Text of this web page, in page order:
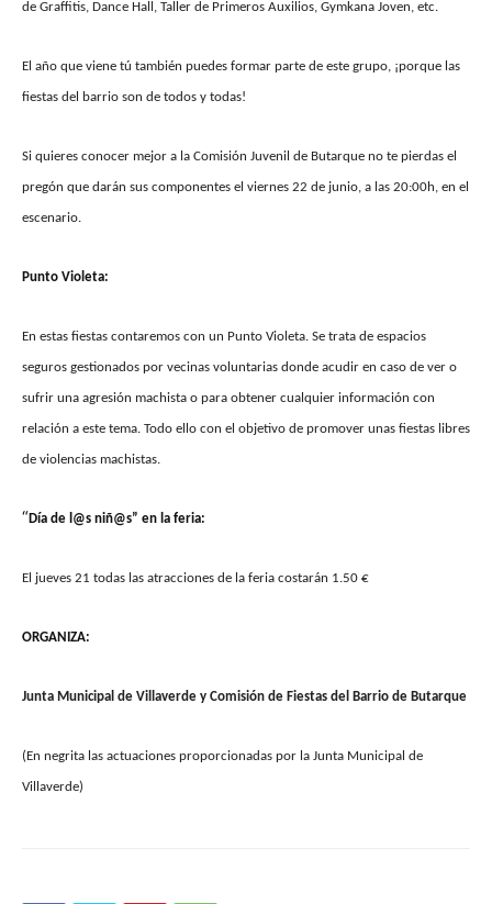
de Graffitis, Dance Hall, Taller de Primeros Auxilios, Gymkana Joven, etc.
El año que viene tú también puedes formar parte de este grupo, ¡porque las
fiestas del barrio son de todos y todas!
Si quieres conocer mejor a la Comisión Juvenil de Butarque no te pierdas el
pregón que darán sus componentes el viernes 22 de junio, a las 20:00h, en el
escenario.
Punto Violeta:
En estas fiestas contaremos con un Punto Violeta. Se trata de espacios
seguros gestionados por vecinas voluntarias donde acudir en caso de ver o
sufrir una agresión machista o para obtener cualquier información con
relación a este tema. Todo ello con el objetivo de promover unas fiestas libres
de violencias machistas.
“Día de l@s niñ@s” en la feria:
El jueves 21 todas las atracciones de la feria costarán 1.50 €
ORGANIZA:
Junta Municipal de Villaverde y Comisión de Fiestas del Barrio de Butarque
(En negrita las actuaciones proporcionadas por la Junta Municipal de
Villaverde)